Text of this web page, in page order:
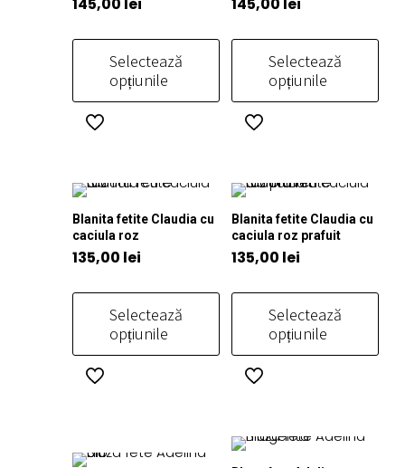
prețuri:
135,00 lei
până
Selectează
opțiunile
Acest
mai
variații.
Opțiunile
fi
pagina
produsului.
prețuri:
135,00 lei
până
Selectează
opțiunile
Acest
mai
variații.
Opțiunile
fi
pagina
produsului.
Blanita fetite Claudia cu
caciula roz
135,00 lei
Selectează
opțiunile
Acest
multe
Blanita fetite Claudia cu
caciula roz prafuit
135,00 lei
Selectează
opțiunile
Acest
mai